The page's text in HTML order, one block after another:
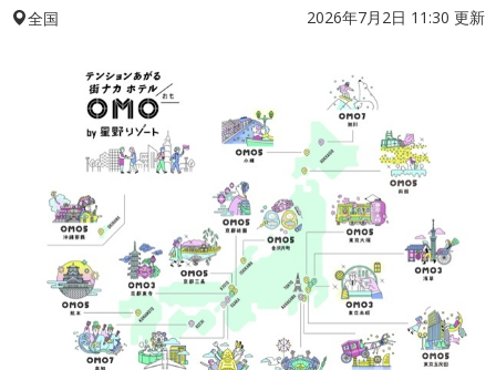
全国 2026年7月2日 11:30 更新